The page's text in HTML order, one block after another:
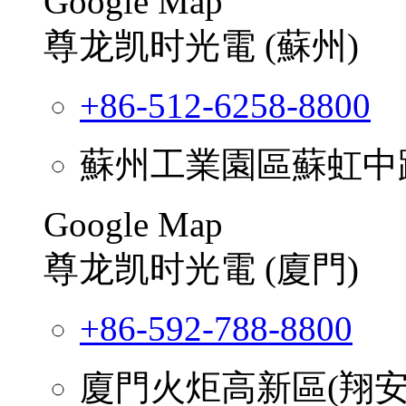
尊龙凯时光電 (蘇州)
+86-512-6258-8800
蘇州工業園區蘇虹中
Google Map
尊龙凯时光電 (廈門)
+86-592-788-8800
廈門火炬高新區(翔